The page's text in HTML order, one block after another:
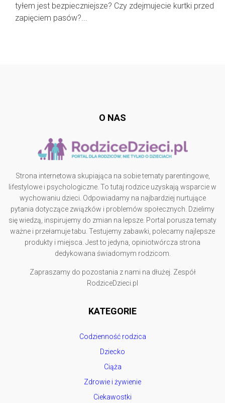
tyłem jest bezpieczniejsze? Czy zdejmujecie kurtki przed
zapięciem pasów?...
O NAS
Strona internetowa skupiająca na sobie tematy parentingowe,
lifestylowe i psychologiczne. To tutaj rodzice uzyskają wsparcie w
wychowaniu dzieci. Odpowiadamy na najbardziej nurtujące
pytania dotyczące związków i problemów społecznych. Dzielimy
się wiedzą, inspirujemy do zmian na lepsze. Portal porusza tematy
ważne i przełamuje tabu. Testujemy zabawki, polecamy najlepsze
produkty i miejsca. Jest to jedyna, opiniotwórcza strona
dedykowana świadomym rodzicom.
Zapraszamy do pozostania z nami na dłużej. Zespół
RodziceDzieci.pl
KATEGORIE
Codzienność rodzica
Dziecko
Ciąża
Zdrowie i żywienie
Ciekawostki